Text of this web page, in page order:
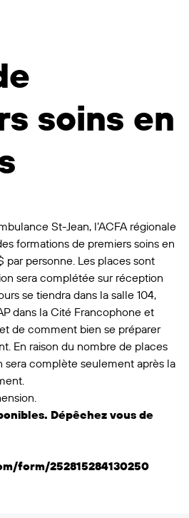
soins en
St-Jean, l’ACFA régionale
formations de premiers soins en
par personne. Les places sont
sera complétée sur réception
se tiendra dans la salle 104,
dans la Cité Francophone et
de comment bien se préparer
En raison du nombre de places
sera complète seulement après la
Dépêchez vous de
form/252815284130250